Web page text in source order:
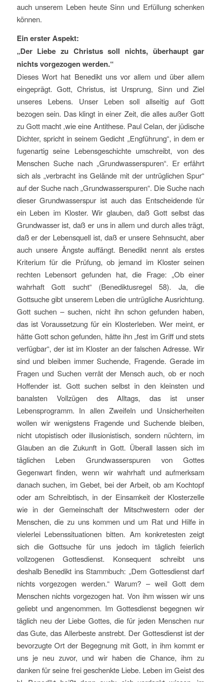
auch unserem Leben heute Sinn und Erfüllung schenken
können.
Ein erster Aspekt:
„Der Liebe zu Christus soll nichts, überhaupt gar
nichts vorgezogen werden.“
Dieses Wort hat Benedikt uns vor allem und über allem
eingeprägt. Gott, Christus, ist Ursprung, Sinn und Ziel
unseres Lebens. Unser Leben soll allseitig auf Gott
bezogen sein. Das klingt in einer Zeit, die alles außer Gott
zu Gott macht ,wie eine Antithese. Paul Celan, der jüdische
Dichter, spricht in seinem Gedicht „Engführung“, in dem er
fugenartig seine Lebensgeschichte umschreibt, von des
Menschen Suche nach „Grundwasserspuren“. Er erfährt
sich als „verbracht ins Gelände mit der untrüglichen Spur“
auf der Suche nach „Grundwasserspuren“. Die Suche nach
dieser Grundwasserspur ist auch das Entscheidende für
ein Leben im Kloster. Wir glauben, daß Gott selbst das
Grundwasser ist, daß er uns in allem und durch alles trägt,
daß er der Lebensquell ist, daß er unsere Sehnsucht, aber
auch unsere Ängste auffängt. Benedikt nennt als erstes
Kriterium für die Prüfung, ob jemand im Kloster seinen
rechten Lebensort gefunden hat, die Frage: „Ob einer
wahrhaft Gott sucht“ (Benediktusregel 58). Ja, die
Gottsuche gibt unserem Leben die untrügliche Ausrichtung.
Gott suchen – suchen, nicht ihn schon gefunden haben,
das ist Voraussetzung für ein Klosterleben. Wer meint, er
hätte Gott schon gefunden, hätte ihn „fest im Griff und stets
verfügbar“, der ist im Kloster an der falschen Adresse. Wir
sind und bleiben immer Suchende, Fragende. Gerade im
Fragen und Suchen verrät der Mensch auch, ob er noch
Hoffender ist. Gott suchen selbst in den kleinsten und
banalsten Vollzügen des Alltags, das ist unser
Lebensprogramm. In allen Zweifeln und Unsicherheiten
wollen wir wenigstens Fragende und Suchende bleiben,
nicht utopistisch oder illusionistisch, sondern nüchtern, im
Glauben an die Zukunft in Gott. Überall lassen sich im
täglichen Leben Grundwasserspuren von Gottes
Gegenwart finden, wenn wir wahrhaft und aufmerksam
danach suchen, im Gebet, bei der Arbeit, ob am Kochtopf
oder am Schreibtisch, in der Einsamkeit der Klosterzelle
wie in der Gemeinschaft der Mitschwestern oder der
Menschen, die zu uns kommen und um Rat und Hilfe in
vielerlei Lebenssituationen bitten. Am konkretesten zeigt
sich die Gottsuche für uns jedoch im täglich feierlich
vollzogenen Gottesdienst. Konsequent schreibt uns
deshalb Benedikt ins Stammbuch: „Dem Gottesdienst darf
nichts vorgezogen werden.“ Warum? – weil Gott dem
Menschen nichts vorgezogen hat. Von ihm wissen wir uns
geliebt und angenommen. Im Gottesdienst begegnen wir
täglich neu der Liebe Gottes, die für jeden Menschen nur
das Gute, das Allerbeste anstrebt. Der Gottesdienst ist der
bevorzugte Ort der Begegnung mit Gott, in ihm kommt er
uns je neu zuvor, und wir haben die Chance, ihm zu
danken für seine frei geschenkte Liebe. Leben im Geist des